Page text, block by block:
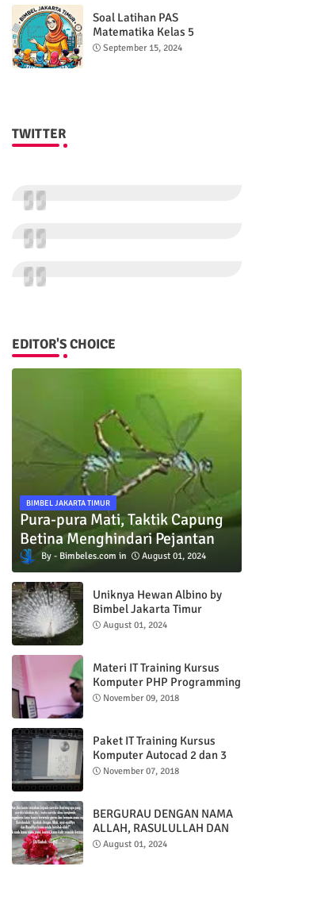
Soal Latihan PAS
Matematika Kelas 5
Semester 2
September 15, 2024
TWITTER
EDITOR'S CHOICE
BIMBEL JAKARTA TIMUR
Pura-pura Mati, Taktik Capung
Betina Menghindari Pejantan
Bimbeles.com August 01, 2024
Uniknya Hewan Albino by
Bimbel Jakarta Timur
August 01, 2024
Materi IT Training Kursus
Komputer PHP Programming
& MYSQL basic
November 09, 2018
Paket IT Training Kursus
Komputer Autocad 2 dan 3
DImensi
November 07, 2018
BERGURAU DENGAN NAMA
ALLAH, RASULULLAH DAN
AL QUR'AN
August 01, 2024